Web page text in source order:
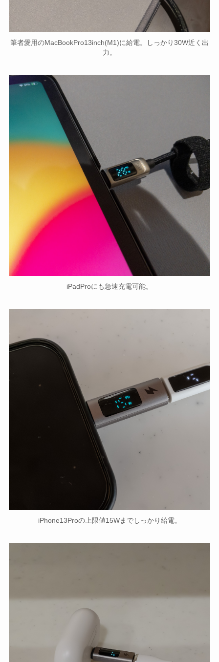
筆者愛用のMacBookPro13inch(M1)に給電。しっかり30W近く出
力。
iPadProにも急速充電可能。
iPhone13Proの上限値15Wまでしっかり給電。